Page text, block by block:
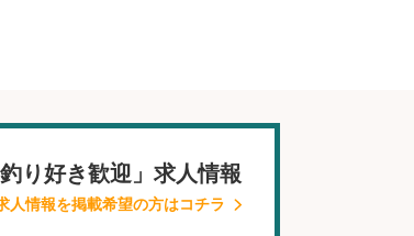
釣り好き歓迎」求人情報
人情報を掲載希望の方はコチラ